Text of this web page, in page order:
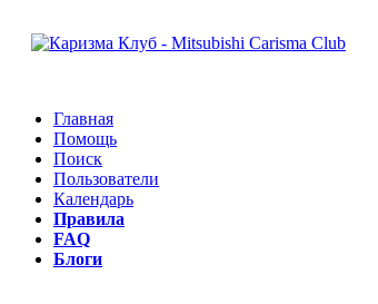
Главная
Помощь
Поиск
Пользователи
Календарь
Правила
FAQ
Блоги